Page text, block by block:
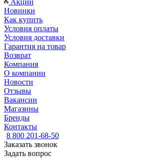
Акции
Новинки
Как купить
Условия оплаты
Условия доставки
Гарантия на товар
Возврат
Компания
О компании
Новости
Отзывы
Вакансии
Магазины
Бренды
Контакты
8 800 201-68-50
Заказать звонок
Задать вопрос